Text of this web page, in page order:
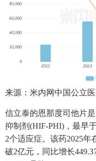
来源：米内网中国公立
信立泰的恩那度司他片
抑制剂(HIF-PHI)，最早
2个适应症。该药2025
破2亿元，同比增长